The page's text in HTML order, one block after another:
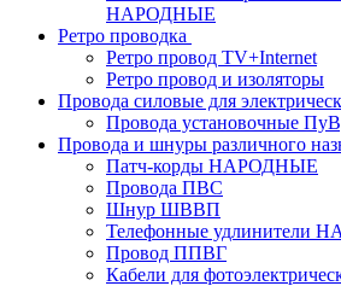
НАРОДНЫЕ
Ретро проводка
Ретро провод TV+Internet
Ретро провод и изоляторы
Провода силовые для
Провода установочные
Провода и шнуры различного
Патч-корды НАРОДНЫЕ
Провода ПВС
Шнур ШВВП
Телефонные удлинители
Провод ППВГ
Кабели для